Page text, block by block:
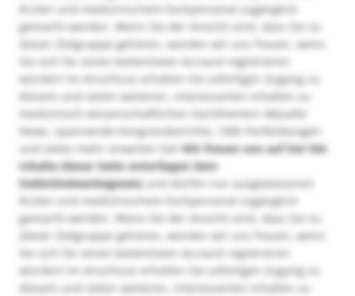
Ärzten und medizinischem Fachpersonal zugänglich
gemacht werden. Wenn Sie der Ansicht sind, dass Sie zu
dieser Zielgruppe gehören, würden wir uns freuen, wenn
Sie sich für einen kostenlosen Account registrieren
würden! Im Anschluss erhalten Sie sofortigen Zugang zu
diesem und vielen weiteren, interessanten Inhalten zu
medizinisch-wissenschaftlichen Fachthemen! Aktuelle
News, spannende Kongressberichte, CME-Fortbildungen
und vieles mehr erwarten Sie!Wir freuen uns auf Sie! Die
Inhalte dieser Seite unterliegen dem
Heilmittelwerbegesetzund dürfen nur ausgewiesenen
Ärzten und medizinischem Fachpersonal zugänglich
gemacht werden. Wenn Sie der Ansicht sind, dass Sie zu
dieser Zielgruppe gehören, würden wir uns freuen, wenn
Sie sich für einen kostenlosen Account registrieren
würden! Im Anschluss erhalten Sie sofortigen Zugang zu
diesem und vielen weiteren, interessanten Inhalten zu